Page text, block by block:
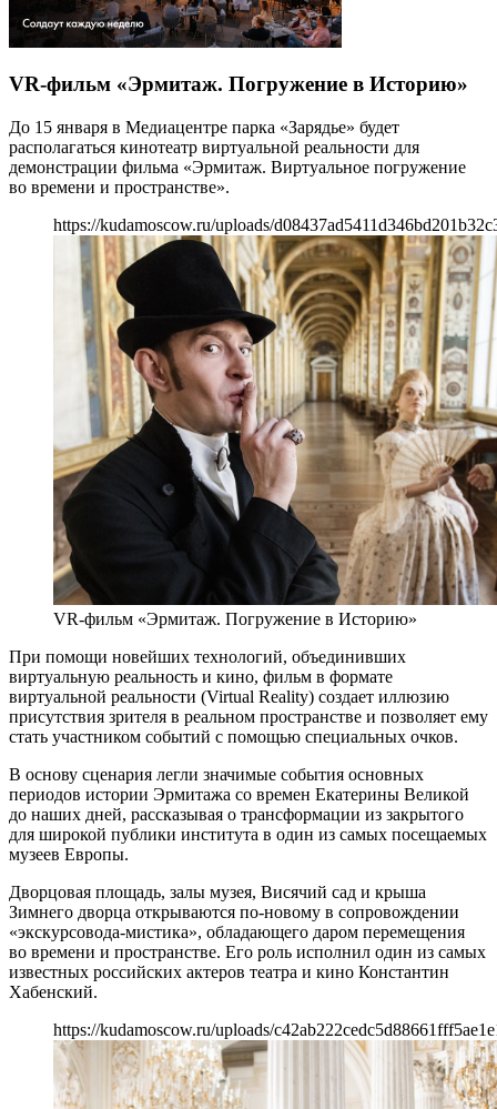
VR-фильм «Эрмитаж. Погружение в Историю»
До 15 января в Медиацентре парка «Зарядье» будет
располагаться кинотеатр виртуальной реальности для
демонстрации фильма «Эрмитаж. Виртуальное погружение
во времени и пространстве».
https://kudamoscow.ru/uploads/
VR-фильм «Эрмитаж. Погружение в Историю»
При помощи новейших технологий, объединивших
виртуальную реальность и кино, фильм в формате
виртуальной реальности (Virtual Reality) создает иллюзию
присутствия зрителя в реальном пространстве и позволяет ему
стать участником событий с помощью специальных очков.
В основу сценария легли значимые события основных
периодов истории Эрмитажа со времен Екатерины Великой
до наших дней, рассказывая о трансформации из закрытого
для широкой публики института в один из самых посещаемых
музеев Европы.
Дворцовая площадь, залы музея, Висячий сад и крыша
Зимнего дворца открываются по-новому в сопровождении
«экскурсовода-мистика», обладающего даром перемещения
во времени и пространстве. Его роль исполнил один из самых
известных российских актеров театра и кино Константин
Хабенский.
https://kudamoscow.ru/uploads/